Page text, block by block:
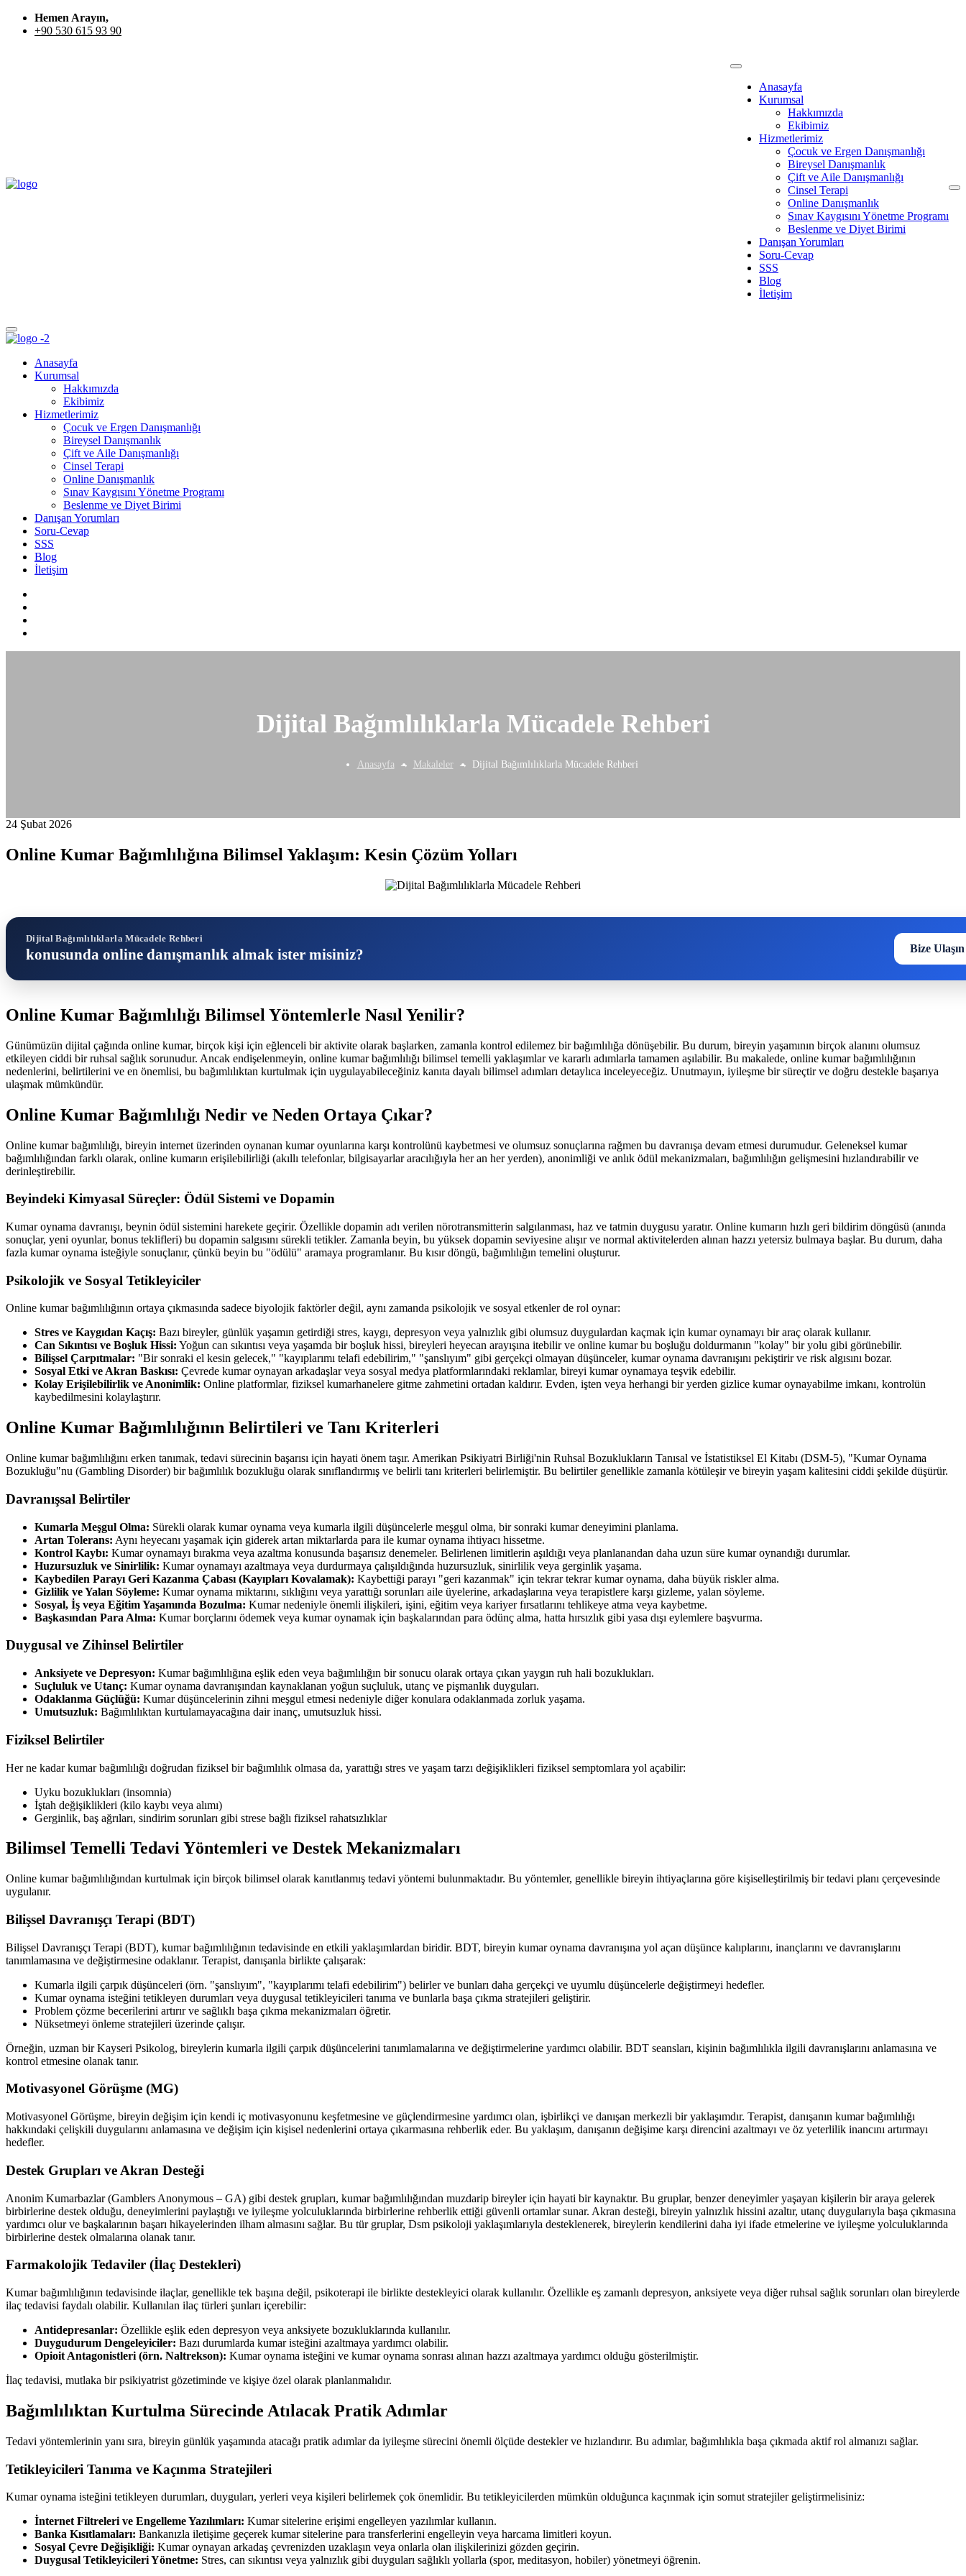
Hemen Arayın,
+90 530 615 93 90
Anasayfa
Kurumsal
Hakkımızda
Ekibimiz
Hizmetlerimiz
Çocuk ve Ergen Danışmanlığı
Bireysel Danışmanlık
Çift ve Aile Danışmanlığı
Cinsel Terapi
Online Danışmanlık
Sınav Kaygısını Yönetme Programı
Beslenme ve Diyet Birimi
Danışan Yorumları
Soru-Cevap
SSS
Blog
İletişim
Anasayfa
Kurumsal
Hakkımızda
Ekibimiz
Hizmetlerimiz
Çocuk ve Ergen Danışmanlığı
Bireysel Danışmanlık
Çift ve Aile Danışmanlığı
Cinsel Terapi
Online Danışmanlık
Sınav Kaygısını Yönetme Programı
Beslenme ve Diyet Birimi
Danışan Yorumları
Soru-Cevap
SSS
Blog
İletişim
Dijital Bağımlılıklarla Mücadele Rehberi
Anasayfa Makaleler Dijital Bağımlılıklarla Mücadele Rehberi
24 Şubat 2026
Online Kumar Bağımlılığına Bilimsel Yaklaşım: Kesin Çözüm Yolları
Dijital Bağımlılıklarla Mücadele Rehberi
konusunda online danışmanlık almak ister misiniz? Bize Ulaşın
Online Kumar Bağımlılığı Bilimsel Yöntemlerle Nasıl Yenilir?
Günümüzün dijital çağında online kumar, birçok kişi için eğlenceli bir aktivite olarak başlarken, zamanla kontrol edilemez bir bağımlılığa dönüşebilir. Bu durum, bireyin yaşamının birçok alanını olumsuz
etkileyen ciddi bir ruhsal sağlık sorunudur. Ancak endişelenmeyin, online kumar bağımlılığı bilimsel temelli yaklaşımlar ve kararlı adımlarla tamamen aşılabilir. Bu makalede, online kumar bağımlılığının
nedenlerini, belirtilerini ve en önemlisi, bu bağımlılıktan kurtulmak için uygulayabileceğiniz kanıta dayalı bilimsel adımları detaylıca inceleyeceğiz. Unutmayın, iyileşme bir süreçtir ve doğru destekle başarıya
ulaşmak mümkündür.
Online Kumar Bağımlılığı Nedir ve Neden Ortaya Çıkar?
Online kumar bağımlılığı, bireyin internet üzerinden oynanan kumar oyunlarına karşı kontrolünü kaybetmesi ve olumsuz sonuçlarına rağmen bu davranışa devam etmesi durumudur. Geleneksel kumar
bağımlılığından farklı olarak, online kumarın erişilebilirliği (akıllı telefonlar, bilgisayarlar aracılığıyla her an her yerden), anonimliği ve anlık ödül mekanizmaları, bağımlılığın gelişmesini hızlandırabilir ve
derinleştirebilir.
Beyindeki Kimyasal Süreçler: Ödül Sistemi ve Dopamin
Kumar oynama davranışı, beynin ödül sistemini harekete geçirir. Özellikle dopamin adı verilen nörotransmitterin salgılanması, haz ve tatmin duygusu yaratır. Online kumarın hızlı geri bildirim döngüsü (anında
sonuçlar, yeni oyunlar, bonus teklifleri) bu dopamin salgısını sürekli tetikler. Zamanla beyin, bu yüksek dopamin seviyesine alışır ve normal aktivitelerden alınan hazzı yetersiz bulmaya başlar. Bu durum, daha
fazla kumar oynama isteğiyle sonuçlanır, çünkü beyin bu "ödülü" aramaya programlanır. Bu kısır döngü, bağımlılığın temelini oluşturur.
Psikolojik ve Sosyal Tetikleyiciler
Online kumar bağımlılığının ortaya çıkmasında sadece biyolojik faktörler değil, aynı zamanda psikolojik ve sosyal etkenler de rol oynar:
Stres ve Kaygıdan Kaçış: Bazı bireyler, günlük yaşamın getirdiği stres, kaygı, depresyon veya yalnızlık gibi olumsuz duygulardan kaçmak için kumar oynamayı bir araç olarak kullanır.
Can Sıkıntısı ve Boşluk Hissi: Yoğun can sıkıntısı veya yaşamda bir boşluk hissi, bireyleri heyecan arayışına itebilir ve online kumar bu boşluğu doldurmanın "kolay" bir yolu gibi görünebilir.
Bilişsel Çarpıtmalar: "Bir sonraki el kesin gelecek," "kayıplarımı telafi edebilirim," "şanslıyım" gibi gerçekçi olmayan düşünceler, kumar oynama davranışını pekiştirir ve risk algısını bozar.
Sosyal Etki ve Akran Baskısı: Çevrede kumar oynayan arkadaşlar veya sosyal medya platformlarındaki reklamlar, bireyi kumar oynamaya teşvik edebilir.
Kolay Erişilebilirlik ve Anonimlik: Online platformlar, fiziksel kumarhanelere gitme zahmetini ortadan kaldırır. Evden, işten veya herhangi bir yerden gizlice kumar oynayabilme imkanı, kontrolün
kaybedilmesini kolaylaştırır.
Online Kumar Bağımlılığının Belirtileri ve Tanı Kriterleri
Online kumar bağımlılığını erken tanımak, tedavi sürecinin başarısı için hayati önem taşır. Amerikan Psikiyatri Birliği'nin Ruhsal Bozuklukların Tanısal ve İstatistiksel El Kitabı (DSM-5), "Kumar Oynama
Bozukluğu"nu (Gambling Disorder) bir bağımlılık bozukluğu olarak sınıflandırmış ve belirli tanı kriterleri belirlemiştir. Bu belirtiler genellikle zamanla kötüleşir ve bireyin yaşam kalitesini ciddi şekilde düşürür.
Davranışsal Belirtiler
Kumarla Meşgul Olma: Sürekli olarak kumar oynama veya kumarla ilgili düşüncelerle meşgul olma, bir sonraki kumar deneyimini planlama.
Artan Tolerans: Aynı heyecanı yaşamak için giderek artan miktarlarda para ile kumar oynama ihtiyacı hissetme.
Kontrol Kaybı: Kumar oynamayı bırakma veya azaltma konusunda başarısız denemeler. Belirlenen limitlerin aşıldığı veya planlanandan daha uzun süre kumar oynandığı durumlar.
Huzursuzluk ve Sinirlilik: Kumar oynamayı azaltmaya veya durdurmaya çalışıldığında huzursuzluk, sinirlilik veya gerginlik yaşama.
Kaybedilen Parayı Geri Kazanma Çabası (Kayıpları Kovalamak): Kaybettiği parayı "geri kazanmak" için tekrar tekrar kumar oynama, daha büyük riskler alma.
Gizlilik ve Yalan Söyleme: Kumar oynama miktarını, sıklığını veya yarattığı sorunları aile üyelerine, arkadaşlarına veya terapistlere karşı gizleme, yalan söyleme.
Sosyal, İş veya Eğitim Yaşamında Bozulma: Kumar nedeniyle önemli ilişkileri, işini, eğitim veya kariyer fırsatlarını tehlikeye atma veya kaybetme.
Başkasından Para Alma: Kumar borçlarını ödemek veya kumar oynamak için başkalarından para ödünç alma, hatta hırsızlık gibi yasa dışı eylemlere başvurma.
Duygusal ve Zihinsel Belirtiler
Anksiyete ve Depresyon: Kumar bağımlılığına eşlik eden veya bağımlılığın bir sonucu olarak ortaya çıkan yaygın ruh hali bozuklukları.
Suçluluk ve Utanç: Kumar oynama davranışından kaynaklanan yoğun suçluluk, utanç ve pişmanlık duyguları.
Odaklanma Güçlüğü: Kumar düşüncelerinin zihni meşgul etmesi nedeniyle diğer konulara odaklanmada zorluk yaşama.
Umutsuzluk: Bağımlılıktan kurtulamayacağına dair inanç, umutsuzluk hissi.
Fiziksel Belirtiler
Her ne kadar kumar bağımlılığı doğrudan fiziksel bir bağımlılık olmasa da, yarattığı stres ve yaşam tarzı değişiklikleri fiziksel semptomlara yol açabilir:
Uyku bozuklukları (insomnia)
İştah değişiklikleri (kilo kaybı veya alımı)
Gerginlik, baş ağrıları, sindirim sorunları gibi strese bağlı fiziksel rahatsızlıklar
Bilimsel Temelli Tedavi Yöntemleri ve Destek Mekanizmaları
Online kumar bağımlılığından kurtulmak için birçok bilimsel olarak kanıtlanmış tedavi yöntemi bulunmaktadır. Bu yöntemler, genellikle bireyin ihtiyaçlarına göre kişiselleştirilmiş bir tedavi planı çerçevesinde
uygulanır.
Bilişsel Davranışçı Terapi (BDT)
Bilişsel Davranışçı Terapi (BDT), kumar bağımlılığının tedavisinde en etkili yaklaşımlardan biridir. BDT, bireyin kumar oynama davranışına yol açan düşünce kalıplarını, inançlarını ve davranışlarını
tanımlamasına ve değiştirmesine odaklanır. Terapist, danışanla birlikte çalışarak:
Kumarla ilgili çarpık düşünceleri (örn. "şanslıyım", "kayıplarımı telafi edebilirim") belirler ve bunları daha gerçekçi ve uyumlu düşüncelerle değiştirmeyi hedefler.
Kumar oynama isteğini tetikleyen durumları veya duygusal tetikleyicileri tanıma ve bunlarla başa çıkma stratejileri geliştirir.
Problem çözme becerilerini artırır ve sağlıklı başa çıkma mekanizmaları öğretir.
Nüksetmeyi önleme stratejileri üzerinde çalışır.
Örneğin, uzman bir Kayseri Psikolog, bireylerin kumarla ilgili çarpık düşüncelerini tanımlamalarına ve değiştirmelerine yardımcı olabilir. BDT seansları, kişinin bağımlılıkla ilgili davranışlarını anlamasına ve
kontrol etmesine olanak tanır.
Motivasyonel Görüşme (MG)
Motivasyonel Görüşme, bireyin değişim için kendi iç motivasyonunu keşfetmesine ve güçlendirmesine yardımcı olan, işbirlikçi ve danışan merkezli bir yaklaşımdır. Terapist, danışanın kumar bağımlılığı
hakkındaki çelişkili duygularını anlamasına ve değişim için kişisel nedenlerini ortaya çıkarmasına rehberlik eder. Bu yaklaşım, danışanın değişime karşı direncini azaltmayı ve öz yeterlilik inancını artırmayı
hedefler.
Destek Grupları ve Akran Desteği
Anonim Kumarbazlar (Gamblers Anonymous – GA) gibi destek grupları, kumar bağımlılığından muzdarip bireyler için hayati bir kaynaktır. Bu gruplar, benzer deneyimler yaşayan kişilerin bir araya gelerek
birbirlerine destek olduğu, deneyimlerini paylaştığı ve iyileşme yolculuklarında birbirlerine rehberlik ettiği güvenli ortamlar sunar. Akran desteği, bireyin yalnızlık hissini azaltır, utanç duygularıyla başa çıkmasına
yardımcı olur ve başkalarının başarı hikayelerinden ilham almasını sağlar. Bu tür gruplar, Dsm psikoloji yaklaşımlarıyla desteklenerek, bireylerin kendilerini daha iyi ifade etmelerine ve iyileşme yolculuklarında
birbirlerine destek olmalarına olanak tanır.
Farmakolojik Tedaviler (İlaç Destekleri)
Kumar bağımlılığının tedavisinde ilaçlar, genellikle tek başına değil, psikoterapi ile birlikte destekleyici olarak kullanılır. Özellikle eş zamanlı depresyon, anksiyete veya diğer ruhsal sağlık sorunları olan bireylerde
ilaç tedavisi faydalı olabilir. Kullanılan ilaç türleri şunları içerebilir:
Antidepresanlar: Özellikle eşlik eden depresyon veya anksiyete bozukluklarında kullanılır.
Duygudurum Dengeleyiciler: Bazı durumlarda kumar isteğini azaltmaya yardımcı olabilir.
Opioit Antagonistleri (örn. Naltrekson): Kumar oynama isteğini ve kumar oynama sonrası alınan hazzı azaltmaya yardımcı olduğu gösterilmiştir.
İlaç tedavisi, mutlaka bir psikiyatrist gözetiminde ve kişiye özel olarak planlanmalıdır.
Bağımlılıktan Kurtulma Sürecinde Atılacak Pratik Adımlar
Tedavi yöntemlerinin yanı sıra, bireyin günlük yaşamında atacağı pratik adımlar da iyileşme sürecini önemli ölçüde destekler ve hızlandırır. Bu adımlar, bağımlılıkla başa çıkmada aktif rol almanızı sağlar.
Tetikleyicileri Tanıma ve Kaçınma Stratejileri
Kumar oynama isteğini tetikleyen durumları, duyguları, yerleri veya kişileri belirlemek çok önemlidir. Bu tetikleyicilerden mümkün olduğunca kaçınmak için somut stratejiler geliştirmelisiniz:
İnternet Filtreleri ve Engelleme Yazılımları: Kumar sitelerine erişimi engelleyen yazılımlar kullanın.
Banka Kısıtlamaları: Bankanızla iletişime geçerek kumar sitelerine para transferlerini engelleyin veya harcama limitleri koyun.
Sosyal Çevre Değişikliği: Kumar oynayan arkadaş çevrenizden uzaklaşın veya onlarla olan ilişkilerinizi gözden geçirin.
Duygusal Tetikleyicileri Yönetme: Stres, can sıkıntısı veya yalnızlık gibi duyguları sağlıklı yollarla (spor, meditasyon, hobiler) yönetmeyi öğrenin.